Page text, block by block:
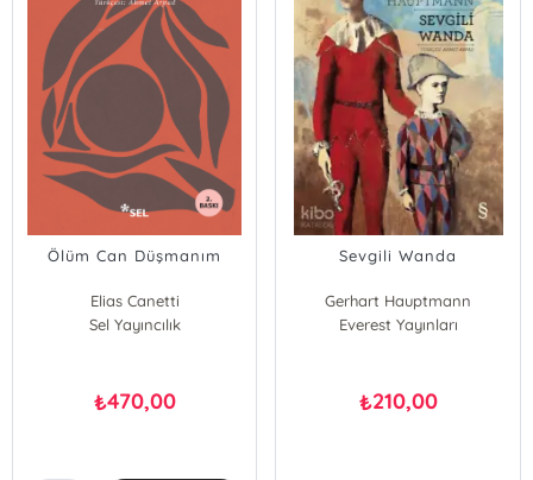
Ölüm Can Düşmanım
Elias Canetti
Sel Yayıncılık
₺470,00
Sevgili Wanda
Gerhart Hauptmann
Everest Yayınları
₺210,00